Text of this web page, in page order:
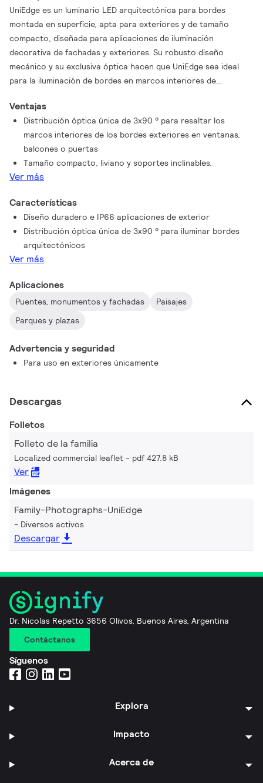
UniEdge es un luminario LED arquitectónica para bordes
montada en superficie, apta para exteriores y de tamaño
compacto, diseñada para aplicaciones de iluminación
decorativa de fachadas y exteriores. Su robusto diseño
mecánico y su exclusiva óptica hacen que UniEdge sea ideal
para la iluminación de bordes en marcos interiores de
lugares emblemáticos. Disponible en blanco, colores
monocromáticos, RGB, RGBW y blanco ajustable. Lente de
dispersión única con opción de control DMX disponible para
ofrecer a arquitectos y diseñadores la libertad de explorar una
amplia gama de conceptos y diseños sin limitaciones.
Ventajas
Distribución óptica única de 3x90 ° para resaltar los
marcos interiores de los bordes exteriores en ventanas,
balcones o puertas
Tamaño compacto, liviano y soportes inclinables.
Ver más
Características
Diseño duradero e IP66 aplicaciones de exterior
Distribución óptica única de 3x90 ° para iluminar bordes
arquitectónicos
Ver más
Aplicaciones
Puentes, monumentos y fachadas
Paisajes
Parques y plazas
Advertencia y seguridad
Para uso en exteriores únicamente
Descargas
Folletos
Folleto de la familia
Localized commercial leaflet pdf 427.8 kB
Ver
Imágenes
Family-Photographs-UniEdge
Diversos activos
Descargar
Dr. Nicolas Repetto 3656 Olivos, Buenos Aires, Argentina
Contáctanos
Síguenos
Explora
Impacto
Acerca de